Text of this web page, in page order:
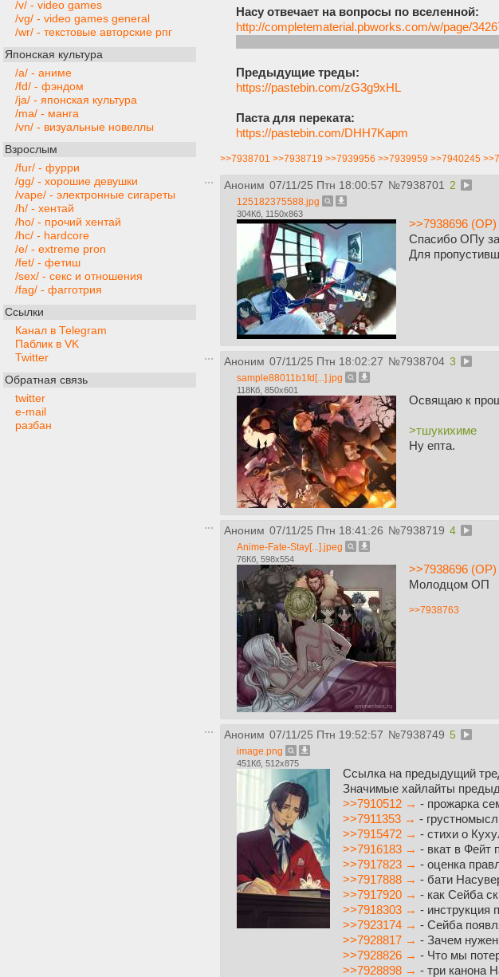
/v/ - video games
/vg/ - video games general
/wr/ - текстовые авторские рпг
Японская культура
/a/ - аниме
/fd/ - фэндом
/ja/ - японская культура
/ma/ - манга
/vn/ - визуальные новеллы
Взрослым
/fur/ - фурри
/gg/ - хорошие девушки
/vape/ - электронные сигареты
/h/ - хентай
/ho/ - прочий хентай
/hc/ - hardcore
/e/ - extreme pron
/fet/ - фетиш
/sex/ - секс и отношения
/fag/ - фагготрия
Ссылки
Канал в Telegram
Паблик в VK
Twitter
Обратная связь
twitter
e-mail
разбан
Насу отвечает на вопросы по вселенной:
http://completematerial.pbworks.com/w/page/
Предыдущие треды:
https://pastebin.com/zG3g9xHL
Паста для переката:
https://pastebin.com/DHH7Kapm
>>7938701 >>7938719 >>7939956 >>7939959 >>7940245
Аноним 07/11/25 Птн 18:00:57 №7938701 2
125182375588.jpg
304Кб, 1150x863
>>7938696 (OP)
Спасибо ОПу
Для
Аноним 07/11/25 Птн 18:02:27 №7938704 3
sample88011b1fd[...].jpg
118Кб, 850x601
Освящаю к
>тшукихиме
Ну епта.
Аноним 07/11/25 Птн 18:41:26 №7938719 4
Anime-Fate-Stay[...].jpeg
76Кб, 598x554
>>7938696 (OP)
Молодцом ОП
>>7938763
Аноним 07/11/25 Птн 19:52:57 №7938749 5
image.png
451Кб, 512x875
Ссылка на предыдущий
Значимые хайлайты
>>7910512 → - прожарка
>>7911353 → -
>>7915472 → - стихи о
>>7916183 → - вкат в Фейт
>>7917823 → - оценка
>>7917888 → - бати
>>7917920 → - как Сейба
>>7918303 → - инструкция
>>7923174 → - Сейба
>>7928817 → - Зачем нужен
>>7928826 → - Что мы
>>7928898 → - три канона